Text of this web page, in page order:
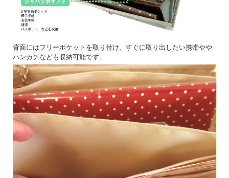
背面にはフリーポケットを取り付け、すぐに取り出したい携帯やや
ハンカチなども収納可能です。